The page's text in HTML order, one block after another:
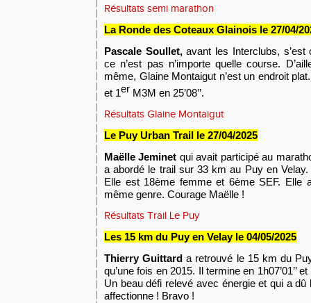
Résultats semi marathon
La Ronde des Coteaux Glainois le 27/04/
Pascale Soullet,avant les Interclubs,
ce n’est pas n’importe quelle course.
même, Glaine Montaigut n’est un endroit
et 1er M3M en 25’08’’.
Résultats Glaine Montaigut
Le Puy Urban Trail le 27/04/2025
Maëlle Jeminet qui avait participé au
a abordé le trail sur 33 km au Puy en Velay.
Elle est 18ème femme et 6ème SEF. Elle
même genre. Courage Maëlle !
Résultats Trail Le Puy
Les 15 km du Puy en Velay le 04/05/2025
Thierry Guittarda retrouvé le 15 km du
qu’une fois en 2015. Il termine en 1h07’01’’
Un beau défi relevé avec énergie et qui a dû
affectionne ! Bravo !